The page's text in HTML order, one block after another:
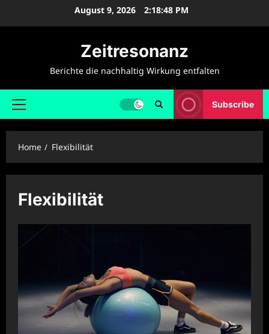
August 9, 2026 2:18:48 PM
Zeitresonanz
Berichte die nachhaltig Wirkung entfalten
Primary
Subscribe
Home Flexibilität
Flexibilität